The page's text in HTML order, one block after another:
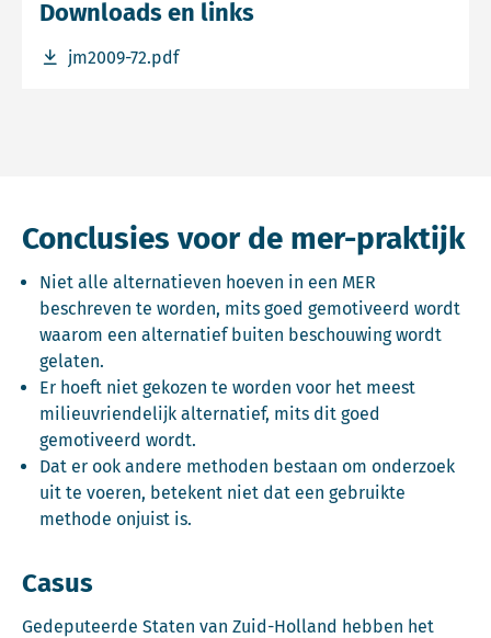
Downloads en links
jm2009-72.pdf
Download bestand jm2009-72.pdf
Conclusies voor de mer-praktijk
Niet alle alternatieven hoeven in een MER
beschreven te worden, mits goed gemotiveerd wordt
waarom een alternatief buiten beschouwing wordt
gelaten.
Er hoeft niet gekozen te worden voor het meest
milieuvriendelijk alternatief, mits dit goed
gemotiveerd wordt.
Dat er ook andere methoden bestaan om onderzoek
uit te voeren, betekent niet dat een gebruikte
methode onjuist is.
Casus
Gedeputeerde Staten van Zuid-Holland hebben het